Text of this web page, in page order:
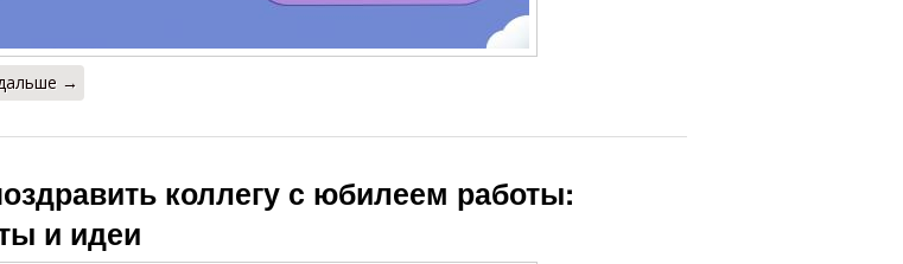
→
коллегу с юбилеем работы:
и идеи